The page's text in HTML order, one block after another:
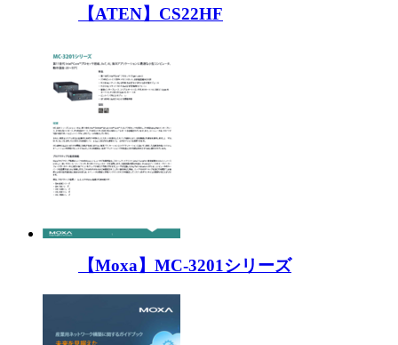
【ATEN】CS22HF
【Moxa】MC-3201シリーズ